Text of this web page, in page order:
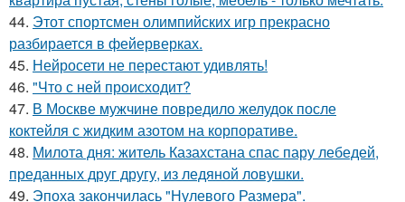
44. Этот спортсмен олимпийских игр прекрасно
разбирается в фейерверках.
45. Нейросети не перестают удивлять!
46. "Что с ней происходит?
47. В Москве мужчине повредило желудок после
коктейля с жидким азотом на корпоративе.
48. Милота дня: житель Казахстана спас пару лебедей,
преданных друг другу, из ледяной ловушки.
49. Эпоха закончилась "Нулевого Размера".